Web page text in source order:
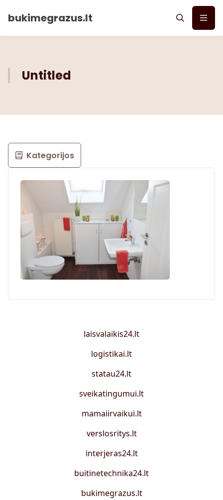
bukimegrazus.lt
Untitled
Kategorijos
laisvalaikis24.lt
logistikai.lt
statau24.lt
sveikatingumui.lt
mamaiirvaikui.lt
verslosritys.lt
interjeras24.lt
buitinetechnika24.lt
bukimegrazus.lt